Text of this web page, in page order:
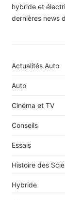
hybride et
dernières news
Actualités Auto
Auto
Cinéma et TV
Conseils
Essais
Histoire des
Hybride